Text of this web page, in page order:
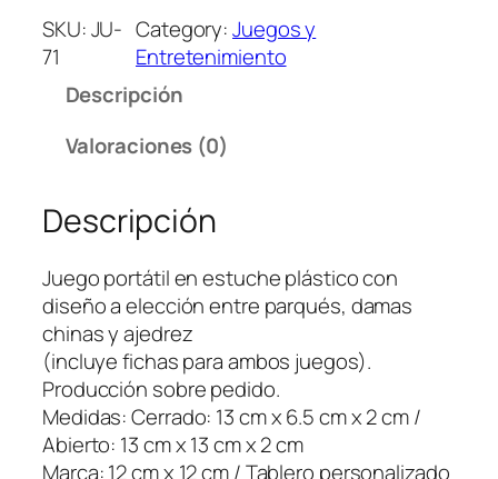
e
g
o
a
t
l
–
P
r
o
d
u
SKU:JU-
71
Category:Juegos y
Entretenimiento
Descripción
Valoraciones (0)
Descripción
Juego portátil en estuche plástico con
diseño a elección entre parqués, damas
chinas y ajedrez
(incluye fichas para ambos juegos).
Producción sobre pedido.
Medidas: Cerrado: 13 cm x 6.5 cm x 2 cm /
Abierto: 13 cm x 13 cm x 2 cm
Marca: 12 cm x 12 cm / Tablero personalizado